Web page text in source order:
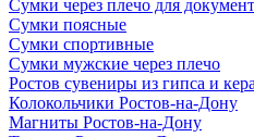
Сумки через плечо для
Сумки поясные
Сумки спортивные
Сумки мужские через плечо
Ростов сувениры из гипса и
Колокольчики Ростов-на-Дону
Магниты Ростов-на-Дону